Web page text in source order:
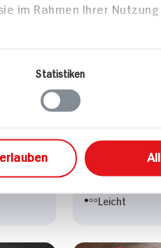
im Rahmen Ihrer
Statistiken
2.724 kcal p.
Leicht